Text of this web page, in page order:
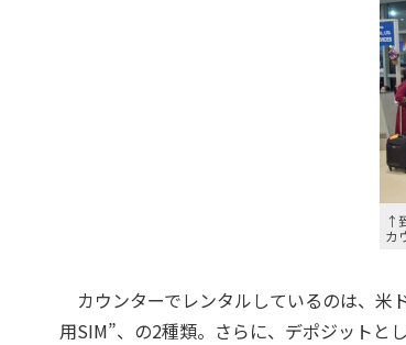
↑
カ
カウンターでレンタルしているのは、米
用SIM”、の2種類。さらに、デポジットと